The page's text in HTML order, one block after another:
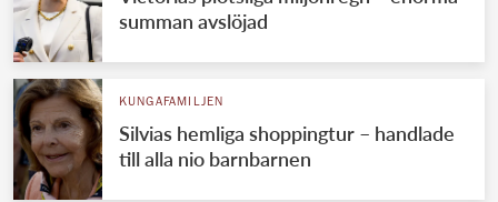
summan avslöjad
KUNGAFAMILJEN
Silvias hemliga shoppingtur – handlade
till alla nio barnbarnen